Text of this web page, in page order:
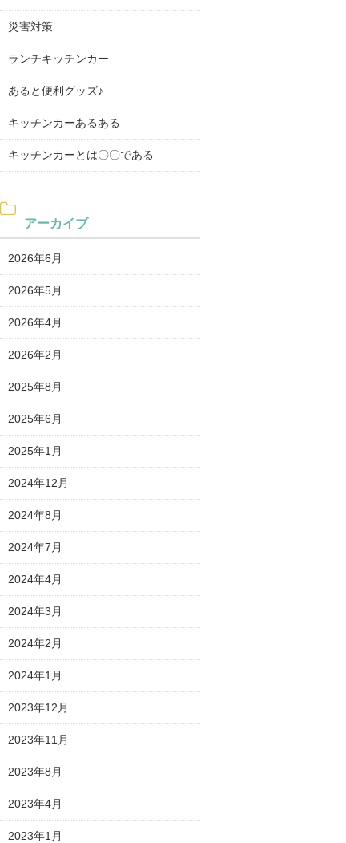
災害対策
ランチキッチンカー
あると便利グッズ♪
キッチンカーあるある
キッチンカーとは〇〇である
アーカイブ
2026年6月
2026年5月
2026年4月
2026年2月
2025年8月
2025年6月
2025年1月
2024年12月
2024年8月
2024年7月
2024年4月
2024年3月
2024年2月
2024年1月
2023年12月
2023年11月
2023年8月
2023年4月
2023年1月